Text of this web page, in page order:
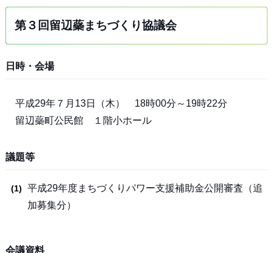
第３回留辺蘂まちづくり協議会
日時・会場
平成29年７月13日（木） 18時00分～19時22分
留辺蘂町公民館 １階小ホール
議題等
平成29年度まちづくりパワー支援補助金公開審査（追
加募集分）
会議資料